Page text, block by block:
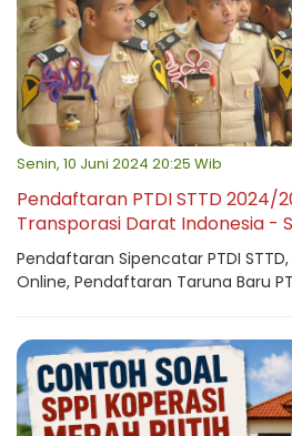
Senin, 10 Juni 2024 20:25 Wib
Pendaftaran PTDI STTD 2024/
Transporasi Darat Indonesia -
Pendaftaran Sipencatar PTDI
Online, Pendaftaran Taruna Baru